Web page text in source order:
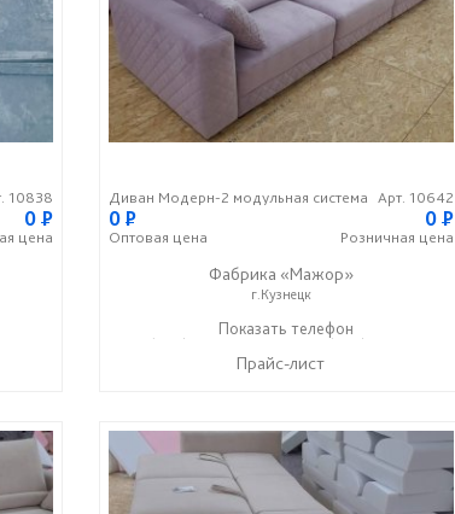
10838
0 P
цена
95
Диван Модерн-2 модульная система Арт. 10642
0P
Оптовая цена
0 P
Розничная цена
Фабрика «Мажор»
г.Кузнецк
+7 (999) 611-98-99 ☎+7 (999) 610-99-95
Показать телефон
Прайс-лист